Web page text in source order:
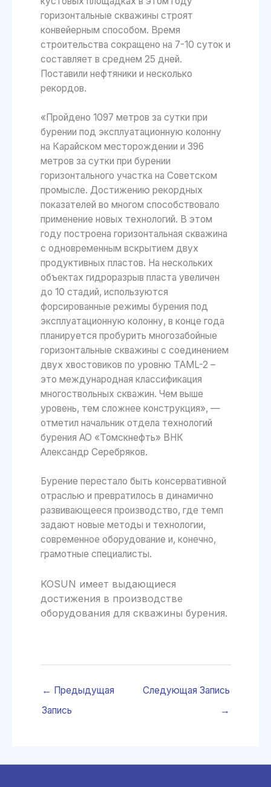
горизонтальные скважины строят
конвейерным способом. Время
строительства сокращено на 7-10 суток и
составляет в среднем 25 дней.
Поставили нефтяники и несколько
рекордов.
«Пройдено 1097 метров за сутки при
бурении под эксплуатационную колонну
на Карайском месторождении и 396
метров за сутки при бурении
горизонтального участка на Советском
промысле. Достижению рекордных
показателей во многом способствовало
применение новых технологий. В этом
году построена горизонтальная скважина
с одновременным вскрытием двух
продуктивных пластов. На нескольких
объектах гидроразрыв пласта увеличен
до 10 стадий, используются
форсированные режимы бурения под
эксплуатационную колонну, в конце года
планируется пробурить многозабойные
горизонтальные скважины с соединением
двух хвостовиков по уровню TAML-2 –
это международная классификация
многоствольных скважин. Чем выше
уровень, тем сложнее конструкция», —
отметил начальник отдела технологий
бурения АО «Томскнефть» ВНК
Александр Серебряков.
Бурение перестало быть консервативной
отраслью и превратилось в динамично
развивающееся производство, где темп
задают новые методы и технологии,
современное оборудование и, конечно,
грамотные специалисты.
KOSUN имеет выдающиеся
достижения в производстве
оборудования для скважины бурения.
← Предыдущая
Запись
Следующая Запись
→